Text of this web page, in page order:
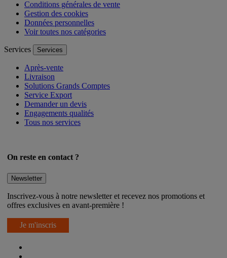
Conditions générales de vente
Gestion des cookies
Données personnelles
Voir toutes nos catégories
Services Services
Après-vente
Livraison
Solutions Grands Comptes
Service Export
Demander un devis
Engagements qualités
Tous nos services
On reste en contact ?
Newsletter
Inscrivez-vous à notre newsletter et recevez nos promotions et
offres exclusives en avant-première !
Je m'inscris